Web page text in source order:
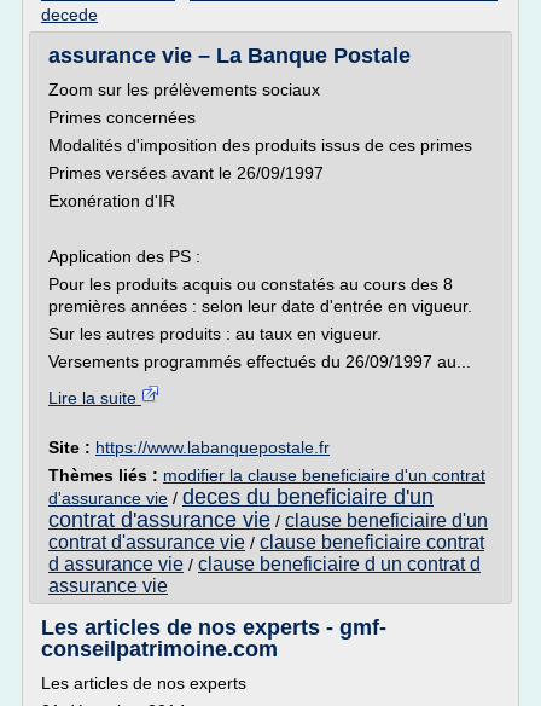
decede
assurance vie – La Banque Postale
Zoom sur les prélèvements sociaux
Primes concernées
Modalités d'imposition des produits issus de ces primes
Primes versées avant le 26/09/1997
Exonération d'IR
Application des PS :
Pour les produits acquis ou constatés au cours des 8
premières années : selon leur date d'entrée en vigueur.
Sur les autres produits : au taux en vigueur.
Versements programmés effectués du 26/09/1997 au...
Lire la suite
Site : https://www.labanquepostale.fr
Thèmes liés : modifier la clause beneficiaire d'un contrat
d'assurance vie / deces du beneficiaire d'un
contrat d'assurance vie / clause beneficiaire d'un
contrat d'assurance vie / clause beneficiaire contrat
d assurance vie / clause beneficiaire d un contrat d
assurance vie
Les articles de nos experts - gmf-
conseilpatrimoine.com
Les articles de nos experts